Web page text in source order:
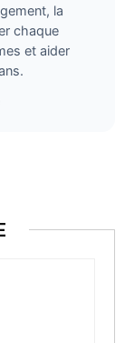
la
chaque
et aider